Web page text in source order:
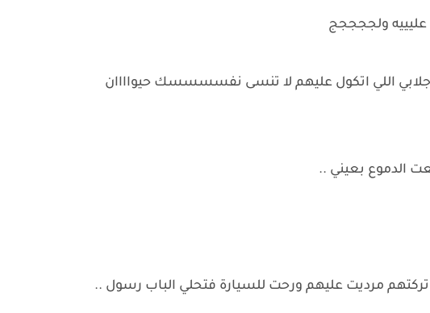
ولججججج
اللي اتكول عليهم لا تنسى نفسسسسك حيواااان
الدموع بعيني ..
مرديت عليهم ورحت للسيارة فتحلي الباب رسول ..